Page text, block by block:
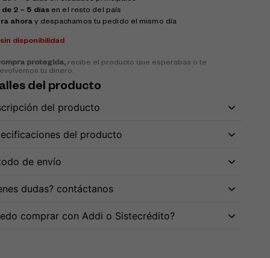
2 – 5 días en el resto del país
ahora y despachamos tu pedido el mismo día
sin disponibilidad
protegida,recibe el producto que esperabas o te
tu dinero.
del producto
del producto
del producto
de envío
dudas? contáctanos
comprar con Addi o Sistecrédito?